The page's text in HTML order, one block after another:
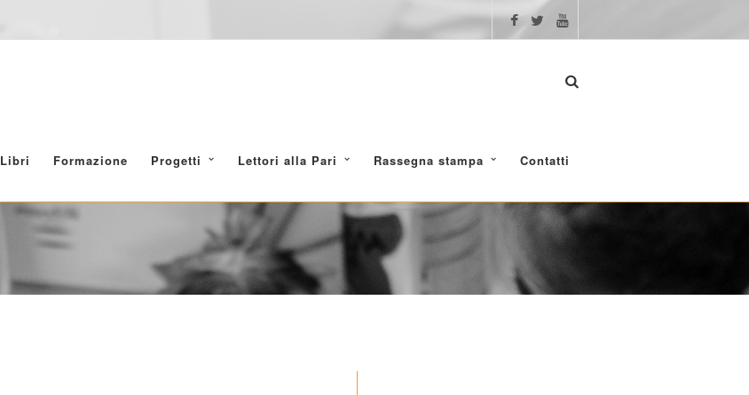
Libri Formazione Progetti Lettori alla Pari Rassegna stampa Contatti